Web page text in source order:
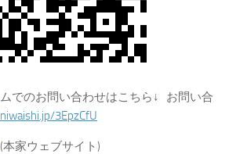
でのお問い合わせはこちら↓ お問い合
3EpzCfU
(本家ウェブサイト)